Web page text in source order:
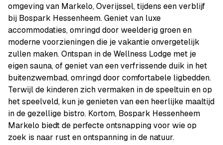
omgeving van Markelo, Overijssel, tijdens een verblijf
bij Bospark Hessenheem. Geniet van luxe
accommodaties, omringd door weelderig groen en
moderne voorzieningen die je vakantie onvergetelijk
zullen maken. Ontspan in de Wellness Lodge met je
eigen sauna, of geniet van een verfrissende duik in het
buitenzwembad, omringd door comfortabele ligbedden.
Terwijl de kinderen zich vermaken in de speeltuin en op
het speelveld, kun je genieten van een heerlijke maaltijd
in de gezellige bistro. Kortom, Bospark Hessenheem
Markelo biedt de perfecte ontsnapping voor wie op
zoek is naar rust en ontspanning in de natuur.